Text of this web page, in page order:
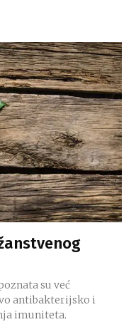
su već
antibakterijsko i
imuniteta.